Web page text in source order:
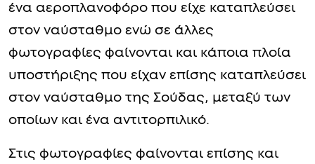
ένα αεροπλανοφόρο που είχε καταπλεύσει
στον ναύσταθμο ενώ σε άλλες
φωτογραφίες φαίνονται και κάποια πλοία
υποστήριξης που είχαν επίσης καταπλεύσει
στον ναύσταθμο της Σούδας, μεταξύ των
οποίων και ένα αντιτορπιλικό.
Στις φωτογραφίες φαίνονται επίσης και